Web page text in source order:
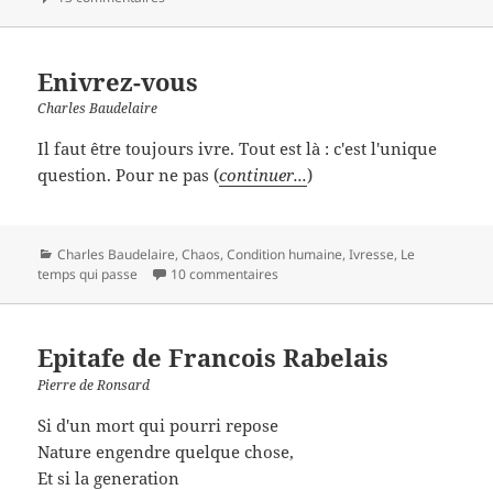
Enivrez-vous
Charles Baudelaire
Il faut être toujours ivre. Tout est là : c'est l'unique
question. Pour ne pas (continuer...)
Catégories
Charles Baudelaire,Chaos,Condition humaine,Ivresse, Le
temps qui passe
10 commentaires
Epitafe de Francois Rabelais
Pierre de Ronsard
Si d'un mort qui pourri repose
Nature engendre quelque chose,
Et si la generation